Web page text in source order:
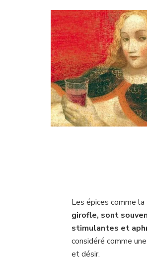
Les épices comme la
girofle, sont
stimulantes et
considéré comme
et désir.